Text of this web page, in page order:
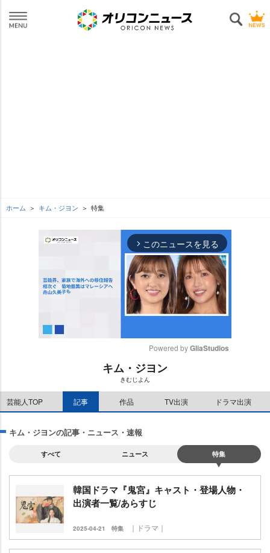
ホーム キム・ジヨン 特集
arrow_forward_ios このニュースを見る
Powered by GliaStudios
キム・ジヨン
きむじよん
芸能人TOP 記事 作品 TV出演 ドラマ出演
キム・ジヨンの記事・ニュース・速報
すべて ニュース 特集
韓国ドラマ『鬼宮』キャスト・登場人物・
出演者一覧/あらすじ
2025-04-21 特集 ｜ドラマ｜